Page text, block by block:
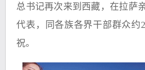
总书记再次来到西藏，在拉萨
代表，同各族各界干部群众约
祝。